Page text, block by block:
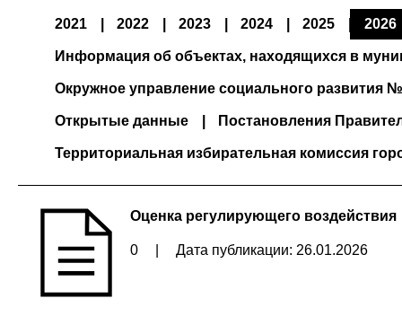
2021 2022 2023 2024 2025 2026
Информация об объектах, находящихся в
Окружное управление социального развития
Открытые данные Постановления
Территориальная избирательная комиссия
Оценка регулирующего воздействия
0 Дата публикации: 26.01.2026